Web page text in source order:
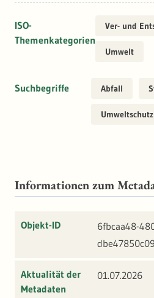
ISO-
Themenkategorien
Ver- und
Umwelt
Suchbegriffe Abfall
Umweltschutz
Informationen zum
Objekt-ID
6fbcaa48-
Aktualität der
Metadaten
01.07.2026